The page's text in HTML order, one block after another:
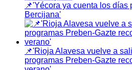
📌'Yécora ya cuenta los
Bercijana'
📌'Rioja Alavesa vuelve a
programas Preben-Gazte